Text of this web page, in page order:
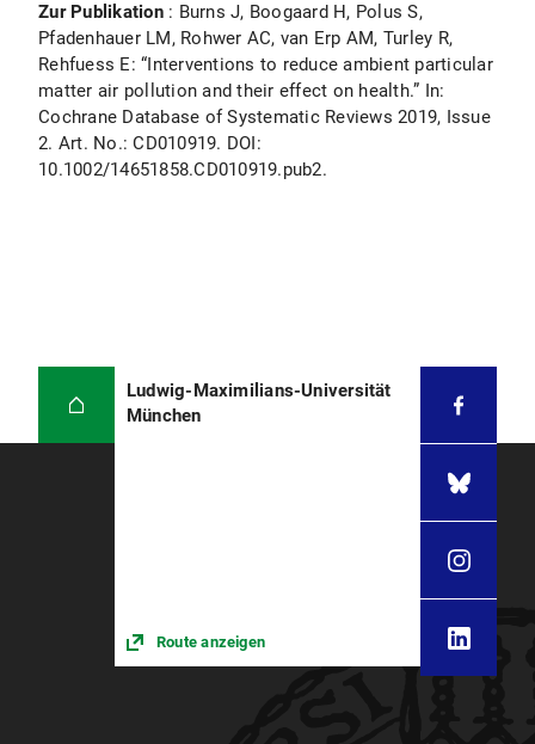
Zur Publikation: Burns J, Boogaard H, Polus S,
Pfadenhauer LM, Rohwer AC, van Erp AM, Turley R,
Rehfuess E: “Interventions to reduce ambient particular
matter air pollution and their effect on health.” In:
Cochrane Database of Systematic Reviews 2019, Issue
2. Art. No.: CD010919. DOI:
10.1002/14651858.CD010919.pub2.
Ludwig-Maximilians-Universität
München
Route anzeigen